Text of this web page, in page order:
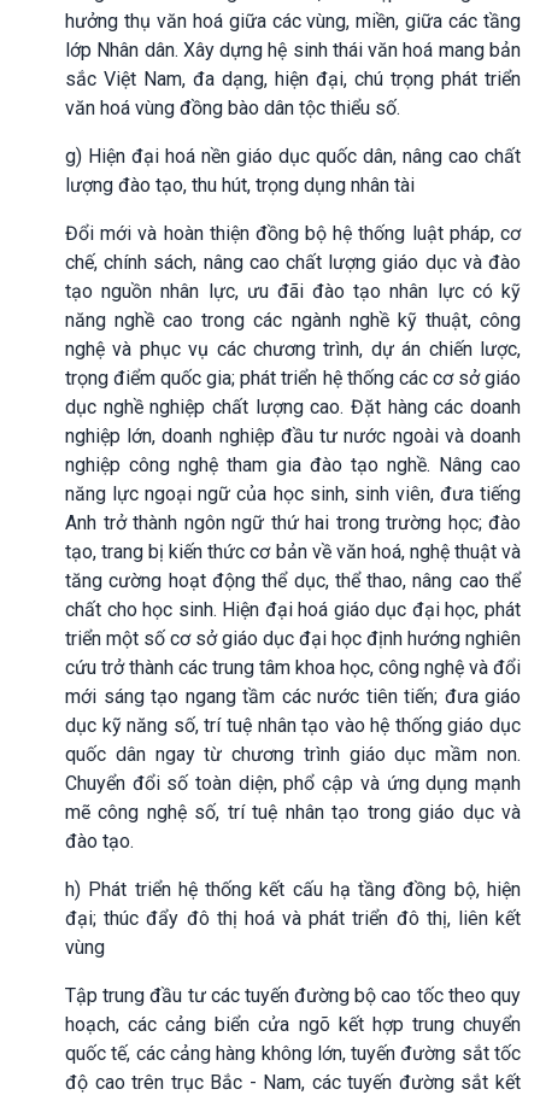
hưởng thụ văn hoá giữa các vùng, miền, giữa các tầng
lớp Nhân dân. Xây dựng hệ sinh thái văn hoá mang bản
sắc Việt Nam, đa dạng, hiện đại, chú trọng phát triển
văn hoá vùng đồng bào dân tộc thiểu số.
g) Hiện đại hoá nền giáo dục quốc dân, nâng cao chất
lượng đào tạo, thu hút, trọng dụng nhân tài
Đổi mới và hoàn thiện đồng bộ hệ thống luật pháp, cơ
chế, chính sách, nâng cao chất lượng giáo dục và đào
tạo nguồn nhân lực, ưu đãi đào tạo nhân lực có kỹ
năng nghề cao trong các ngành nghề kỹ thuật, công
nghệ và phục vụ các chương trình, dự án chiến lược,
trọng điểm quốc gia; phát triển hệ thống các cơ sở giáo
dục nghề nghiệp chất lượng cao. Đặt hàng các doanh
nghiệp lớn, doanh nghiệp đầu tư nước ngoài và doanh
nghiệp công nghệ tham gia đào tạo nghề. Nâng cao
năng lực ngoại ngữ của học sinh, sinh viên, đưa tiếng
Anh trở thành ngôn ngữ thứ hai trong trường học; đào
tạo, trang bị kiến thức cơ bản về văn hoá, nghệ thuật và
tăng cường hoạt động thể dục, thể thao, nâng cao thể
chất cho học sinh. Hiện đại hoá giáo dục đại học, phát
triển một số cơ sở giáo dục đại học định hướng nghiên
cứu trở thành các trung tâm khoa học, công nghệ và đổi
mới sáng tạo ngang tầm các nước tiên tiến; đưa giáo
dục kỹ năng số, trí tuệ nhân tạo vào hệ thống giáo dục
quốc dân ngay từ chương trình giáo dục mầm non.
Chuyển đổi số toàn diện, phổ cập và ứng dụng mạnh
mẽ công nghệ số, trí tuệ nhân tạo trong giáo dục và
đào tạo.
h) Phát triển hệ thống kết cấu hạ tầng đồng bộ, hiện
đại; thúc đẩy đô thị hoá và phát triển đô thị, liên kết
vùng
Tập trung đầu tư các tuyến đường bộ cao tốc theo quy
hoạch, các cảng biển cửa ngõ kết hợp trung chuyển
quốc tế, các cảng hàng không lớn, tuyến đường sắt tốc
độ cao trên trục Bắc - Nam, các tuyến đường sắt kết